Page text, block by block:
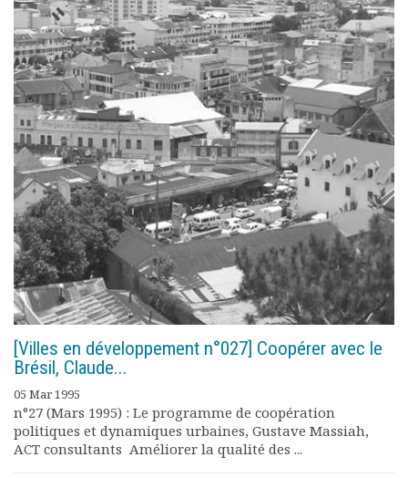
[Villes en développement n°027] Coopérer avec le
Brésil, Claude...
05 Mar 1995
n°27 (Mars 1995) : Le programme de coopération
politiques et dynamiques urbaines, Gustave Massiah,
ACT consultants Améliorer la qualité des ...